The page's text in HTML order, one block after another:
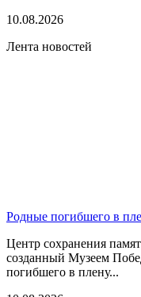
10.08.2026
Лента новостей
Родные погибшего в
Центр сохранения
созданный Музеем
погибшего в плену...